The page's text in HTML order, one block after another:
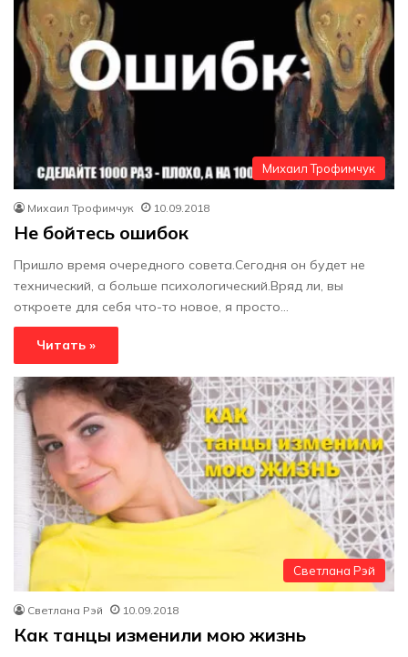
Михаил Трофимчук
Михаил Трофимчук 10.09.2018
Не бойтесь ошибок
Пришло время очередного совета.Сегодня он будет не
технический, а больше психологический.Вряд ли, вы
откроете для себя что-то новое, я просто…
Читать »
Светлана Рэй
Светлана Рэй 10.09.2018
Как танцы изменили мою жизнь